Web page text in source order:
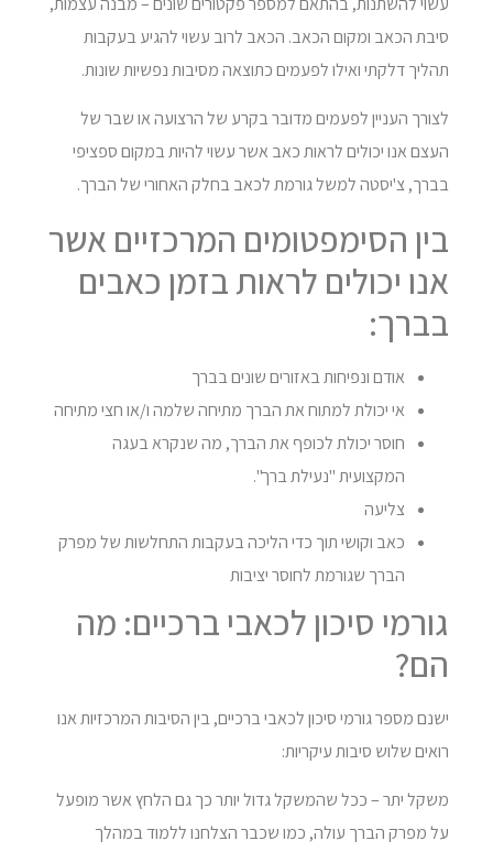
סיבת הכאב ומקום הכאב. הכאב לרוב עשוי להגיע בעקבות
תהליך דלקתי ואילו לפעמים כתוצאה מסיבות נפשיות שונות.
לצורך העניין לפעמים מדובר בקרע של הרצועה או שבר של
העצם אנו יכולים לראות כאב אשר עשוי להיות במקום ספציפי
בברך, צ'יסטה למשל גורמת לכאב בחלק האחורי של הברך.
בין הסימפטומים המרכזיים אשר
אנו יכולים לראות בזמן כאבים
בברך:
אודם ונפיחות באזורים שונים בברך
אי יכולת למתוח את הברך מתיחה שלמה ו/או חצי מתיחה
חוסר יכולת לכופף את הברך, מה שנקרא בעגה
המקצועית "נעילת ברך".
צליעה
כאב וקושי תוך כדי הליכה בעקבות התחלשות של מפרק
הברך שגורמת לחוסר יציבות
גורמי סיכון לכאבי ברכיים: מה
הם?
ישנם מספר גורמי סיכון לכאבי ברכיים, בין הסיבות המרכזיות אנו
רואים שלוש סיבות עיקריות:
משקל יתר – ככל שהמשקל גדול יותר כך גם הלחץ אשר מופעל
על מפרק הברך עולה, כמו שכבר הצלחנו ללמוד במהלך